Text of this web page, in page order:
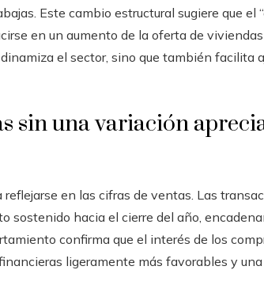
Este cambio estructural sugiere que el
en un aumento de la oferta de
el sector, sino que también facilita
sin una variación
en las cifras de ventas. Las
sostenido hacia el cierre del año,
confirma que el interés de los
ligeramente más favorables y